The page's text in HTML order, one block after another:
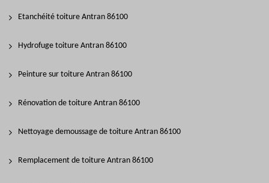
Etanchéité toiture Antran 86100
Hydrofuge toiture Antran 86100
Peinture sur toiture Antran 86100
Rénovation de toiture Antran 86100
Nettoyage demoussage de toiture Antran 86100
Remplacement de toiture Antran 86100